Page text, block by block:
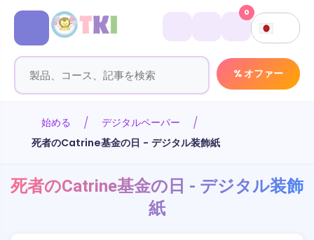
% オファー
0
始める
デジタルペーパー
死者のCatrine基金の日 - デジタル装飾紙
死者のCatrine基金の日 - デジタル装飾
紙